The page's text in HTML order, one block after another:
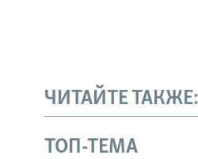
ЧИТАЙТЕ ТАКЖЕ:
ТОП-ТЕМА